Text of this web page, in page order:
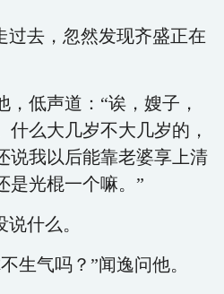
过去，忽然发现齐盛正在
低声道：“诶，嫂子，
么大几岁不大几岁的，
说我以后能靠老婆享上清
是光棍一个嘛。”
什么。
生气吗？”闻逸问他。